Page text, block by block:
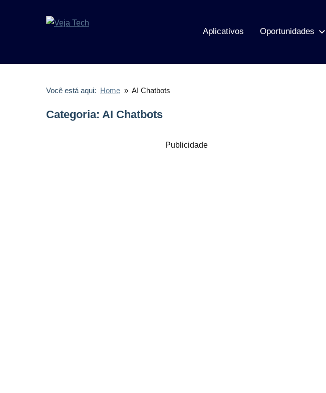
Tech
Aplicativos Oportunidades
Você está aqui: Home AI Chatbots
Categoria: AI Chatbots
Publicidade